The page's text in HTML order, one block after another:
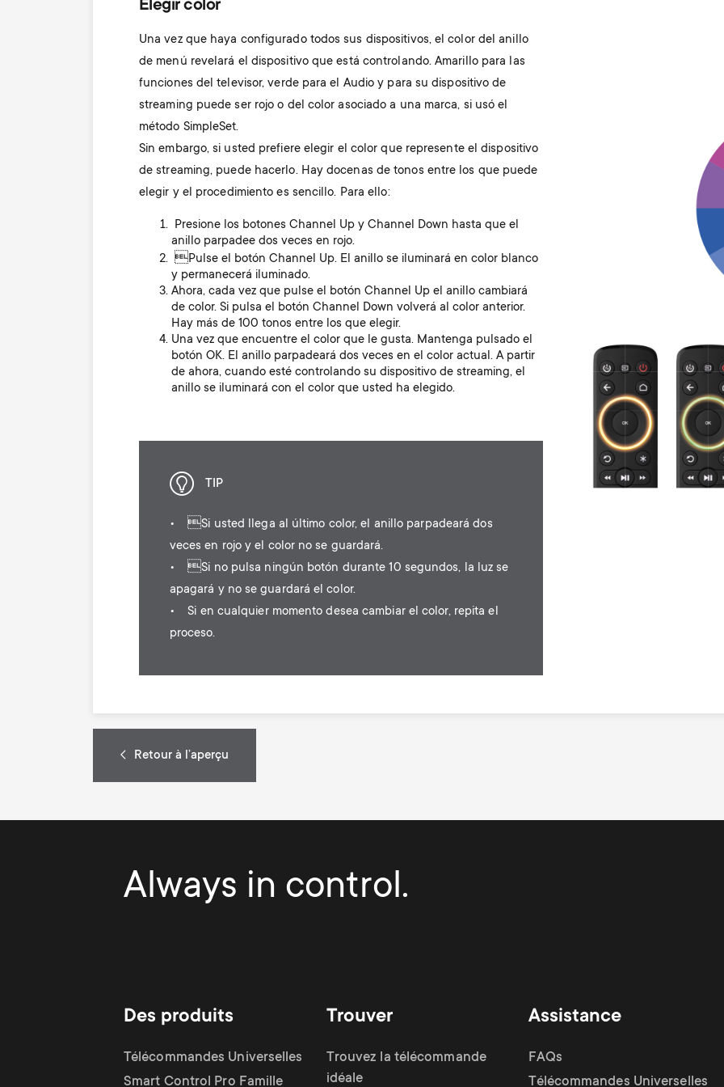
Elegir color
Una vez que haya configurado todos sus dispositivos, el color del anillo
de menú revelará el dispositivo que está controlando. Amarillo para las
funciones del televisor, verde para el Audio y para su dispositivo de
streaming puede ser rojo o del color asociado a una marca, si usó el
método SimpleSet.
Sin embargo, si usted prefiere elegir el color que represente el dispositivo
de streaming, puede hacerlo. Hay docenas de tonos entre los que puede
elegir y el procedimiento es sencillo. Para ello:
Presione los botones Channel Up y Channel Down hasta que el
anillo parpadee dos veces en rojo.
Pulse el botón Channel Up. El anillo se iluminará en color blanco
y permanecerá iluminado.
Ahora, cada vez que pulse el botón Channel Up el anillo cambiará
de color. Si pulsa el botón Channel Down volverá al color anterior.
Hay más de 100 tonos entre los que elegir.
Una vez que encuentre el color que le gusta. Mantenga pulsado el
botón OK. El anillo parpadeará dos veces en el color actual. A partir
de ahora, cuando esté controlando su dispositivo de streaming, el
anillo se iluminará con el color que usted ha elegido.
TIP
• Si usted llega al último color, el anillo parpadeará dos
veces en rojo y el color no se guardará.
• Si no pulsa ningún botón durante 10 segundos, la luz se
apagará y no se guardará el color.
• Si en cualquier momento desea cambiar el color, repita el
proceso.
Retour à l’aperçu
Always in control.
Des produits
Télécommandes Universelles
Smart Control Pro Famille
Trouver
Trouvez la télécommande
idéale
Assistance
FAQs
Télécommandes Universelles